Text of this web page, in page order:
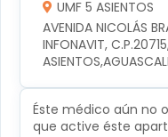
UMF 5 ASIENTOS
AVENIDA NICOLÁS
INFONAVIT,
Éste médico aún no
que active éste